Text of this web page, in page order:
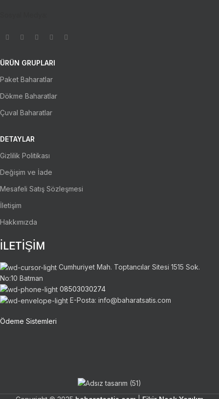
ÜRÜN GRUPLARI
Paket Baharatlar
Dökme Baharatlar
Çuval Baharatlar
DETAYLAR
Gizlilik Politikası
Değişim ve İade
Mesafeli Satış Sözleşmesi
İletişim
Hakkımızda
İLETİŞİM
Cumhuriyet Mah. Toptancılar Sitesi 1515 Sok.
No:10 Batman
08503030274
E-Posta: info@baharatsatis.com
Ödeme Sistemleri